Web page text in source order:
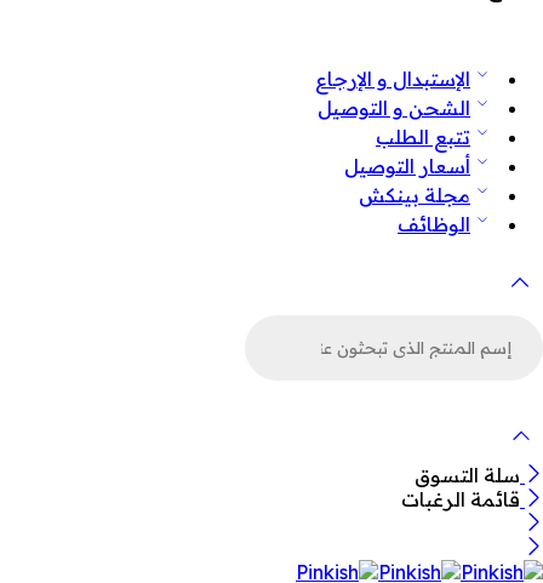
الإستبدال و الإرجاع
الشحن و التوصيل
تتبع الطلب
أسعار التوصيل
مجلة بينكش
الوظائف
سلة التسوق
قائمة الرغبات